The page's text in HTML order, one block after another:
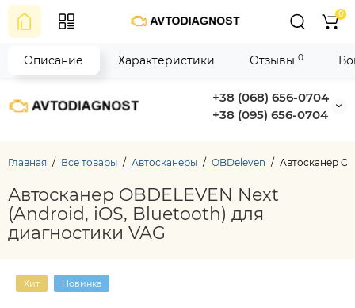
+38 (068) 656-0704
+38 (095) 656-0704
0
Главная Все товары Автосканеры OBDeleven Автосканер
Автосканер OBDELEVEN Next
(Android, iOS, Bluetooth) для
диагностики VAG
Хит Новинка
Описание Характеристики Отзывы 0